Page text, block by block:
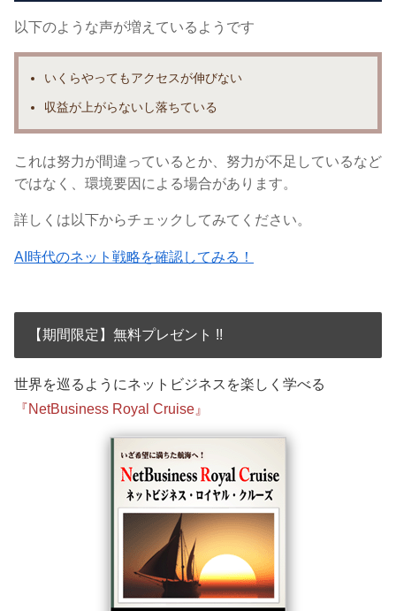
以下のような声が増えているようです
いくらやっても アクセスが伸びない
収益が上がらないし落ちている
これは努力が間違っているとか、努力が不足しているなど
ではなく、 環境要因による場合があります。
詳しくは以下からチェックしてみてください。
AI時代のネット戦略を確認してみる！
【期間限定】無料プレゼント !!
世界を巡るようにネットビジネスを楽しく学べる
『NetBusiness Royal Cruise』